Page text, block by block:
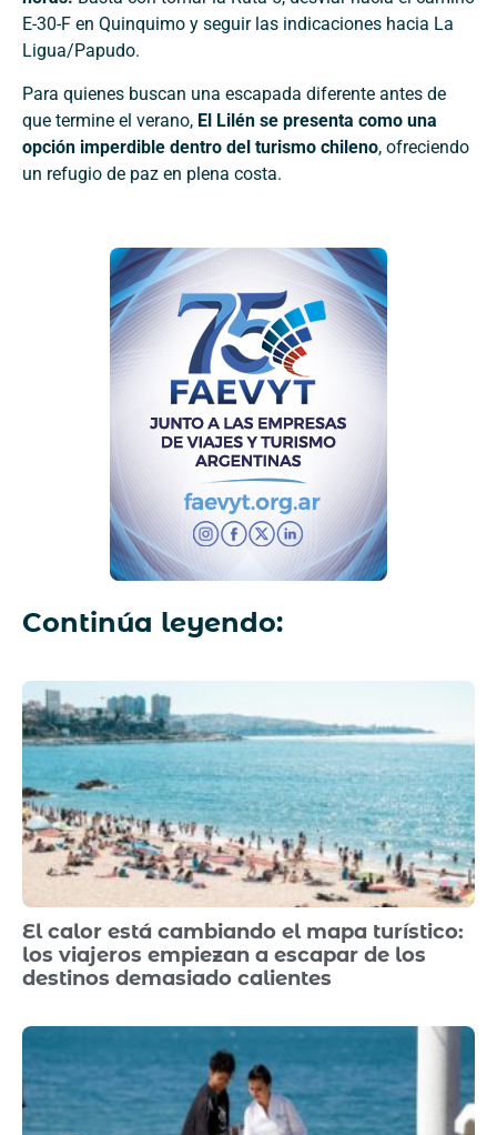
E-30-F en Quinquimo y seguir las indicaciones hacia La
Ligua/Papudo.
Para quienes buscan una escapada diferente antes de
que termine el verano, El Lilén se presenta como una
opción imperdible dentro del turismo chileno, ofreciendo
un refugio de paz en plena costa.
Continúa leyendo:
El calor está cambiando el mapa turístico:
los viajeros empiezan a escapar de los
destinos demasiado calientes